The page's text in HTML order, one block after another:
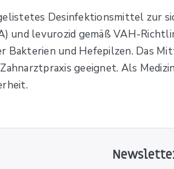
Desinfektionsmittel zur
und levurozid gemäß VAH-
Bakterien und Hefepilzen. Das
geeignet. Als